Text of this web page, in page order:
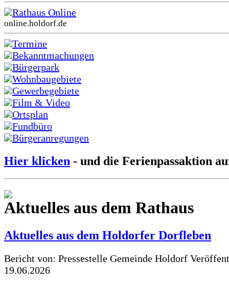
Rathaus Online
online.holdorf.de
Termine
Bekanntmachungen
Bürgerpark
Wohnbaugebiete
Gewerbegebiete
Film & Video
Ortsplan
Fundbüro
Bürgeranregungen
Hier klicken - und die Ferienpassaktion
Aktuelles aus dem Rathaus
Aktuelles aus dem Holdorfer Dorfleben
Bericht von: Pressestelle Gemeinde Holdorf
19.06.2026